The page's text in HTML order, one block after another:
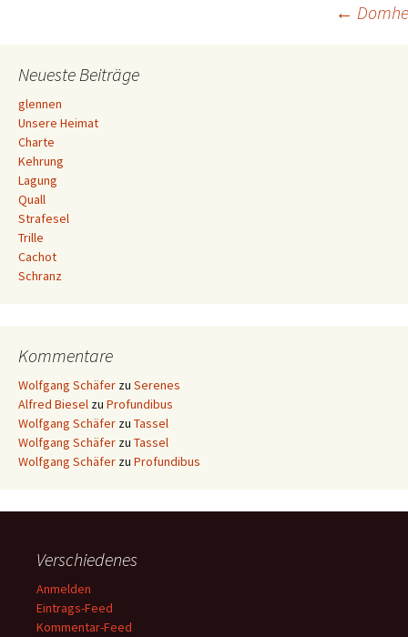
Navigation
←
Neueste Beiträge
glennen
Unsere Heimat
Charte
Kehrung
Lagung
Quall
Strafesel
Trille
Cachot
Schranz
Kommentare
Wolfgang Schäfer zu Serenes
Alfred Biesel zu Profundibus
Wolfgang Schäfer zu Tassel
Wolfgang Schäfer zu Tassel
Wolfgang Schäfer zu Profundibus
Verschiedenes
Anmelden
Eintrags-Feed
Kommentar-Feed